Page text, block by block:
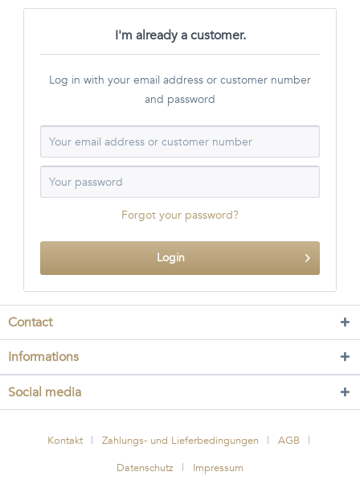
I'm already a customer.
Log in with your email address or customer number
and password
Forgot your password?
Login
Contact
Informations
Social media
Kontakt Zahlungs- und Lieferbedingungen
AGB
Datenschutz
Impressum